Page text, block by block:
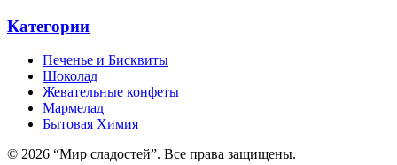
Категории
Печенье и Бисквиты
Шоколад
Жевательные конфеты
Мармелад
Бытовая Химия
© 2026 “Мир сладостей”. Все права защищены.